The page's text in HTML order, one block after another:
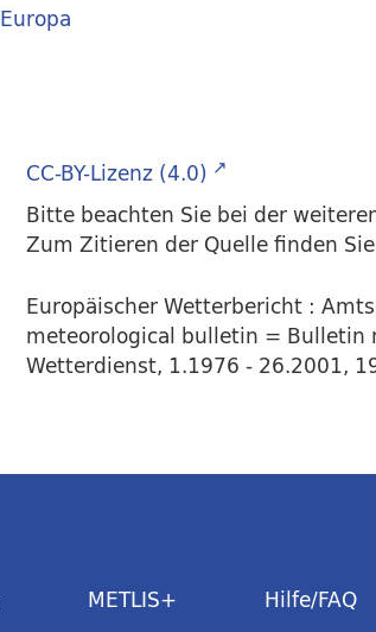
Europa
CC-BY-Lizenz (4.0)
Bitte beachten Sie bei der
Zum Zitieren der Quelle finden
Europäischer Wetterbericht :
meteorological bulletin = Bulletin
Wetterdienst, 1.1976 - 26.2001,
METLIS+ Hilfe/FAQ